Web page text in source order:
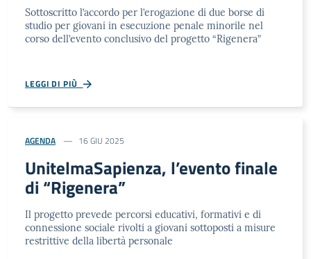
Sottoscritto l’accordo per l’erogazione di due borse di
studio per giovani in esecuzione penale minorile nel
corso dell’evento conclusivo del progetto “Rigenera”
LEGGI DI PIÙ
AGENDA 16 GIU 2025
UnitelmaSapienza, l’evento finale
di “Rigenera”
Il progetto prevede percorsi educativi, formativi e di
connessione sociale rivolti a giovani sottoposti a misure
restrittive della libertà personale